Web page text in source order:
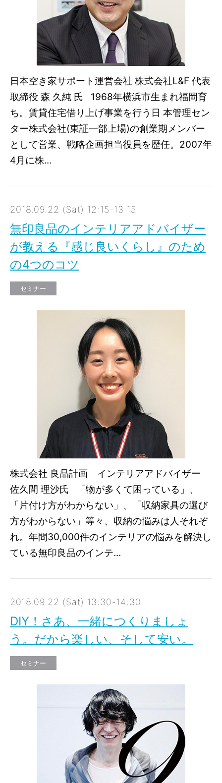
日本空き家サポート運営会社 株式会社L&F 代表
取締役 森 久純 氏 1968年横浜市生まれ福岡育
ち。賃貸住宅借り上げ事業を行う日 本管理セン
ター株式会社(東証一部上場)の創業期メンバー
として営業、戦略企画担当役員を歴任。2007年
4月に株...
2018.09.22 (Sat) 12:15-13:15
無印良品のインテリアアドバイザー
が教える『感じ良いくらし』のため
の4つのコツ
セミナー
株式会社 良品計画 インテリアアドバイザー
佐久間 理沙氏 「物が多くて困っている」、
「片付け方がわからない」、「収納家具の選び
方がわからない」等々、収納の悩みは人それぞ
れ。年間30,000件のインテリアの悩みを解決し
ている無印良品のインテ...
2018.09.22 (Sat) 13:30-14:30
DIY！さあ、一緒につくりましょ
う。だから楽しい、そして安い。
セミナー